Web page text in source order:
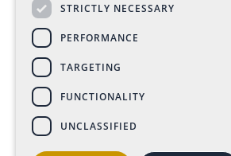
STRICTLY NECESSARY
PERFORMANCE
TARGETING
FUNCTIONALITY
UNCLASSIFIED